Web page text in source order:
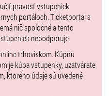
pravosť vstupeniek
portáloch. Ticketportal s
nič spoločné a tento
nepodporuje.
trhoviskom. Kúpnu
je kúpa vstupenky, uzatvárate
ktorého údaje sú uvedené